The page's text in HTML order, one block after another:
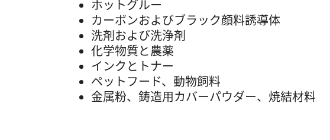
ホットグルー
カーボンおよびブラック顔料誘導体
洗剤および洗浄剤
化学物質と農薬
インクとトナー
ペットフード、動物飼料
金属粉、鋳造用カバーパウダー、焼結材料